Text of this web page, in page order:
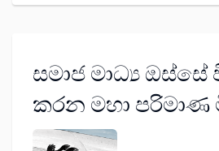
සමාජ මාධ්‍ය
කරන මහා
වෙළඳාමක්